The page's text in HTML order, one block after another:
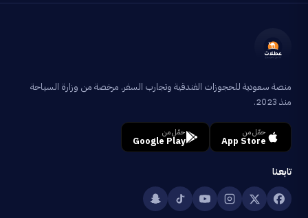
منصة سعودية للحجوزات الفندقية وتجارب السفر. مرخصة من وزارة السياحة
منذ 2023.
حمّل من
App Store
حمّل من
Google Play
تابعنا